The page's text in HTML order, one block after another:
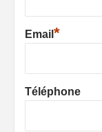
Email *
Téléphone